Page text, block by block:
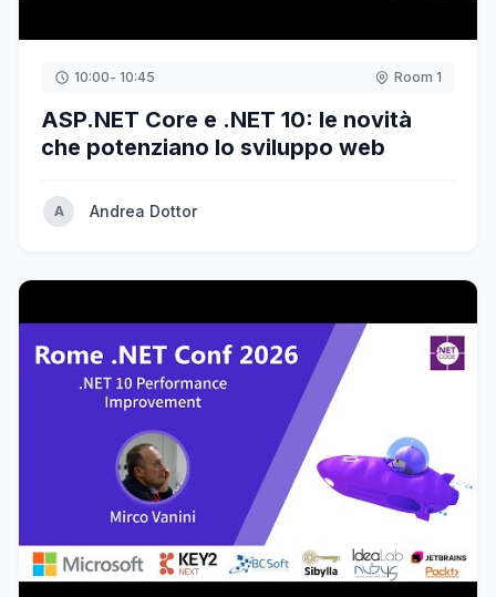
10:00- 10:45 Room 1
ASP.NET Core e .NET 10: le novità
che potenziano lo sviluppo web
A Andrea Dottor